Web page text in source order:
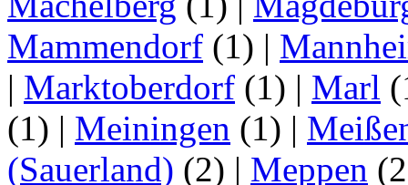
Mammendorf (1) |
| Marktoberdorf (1) | Marl
(1) | Meiningen (1) |
(Sauerland) (2) | Meppen